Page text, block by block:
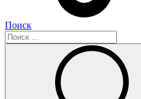
Поиск